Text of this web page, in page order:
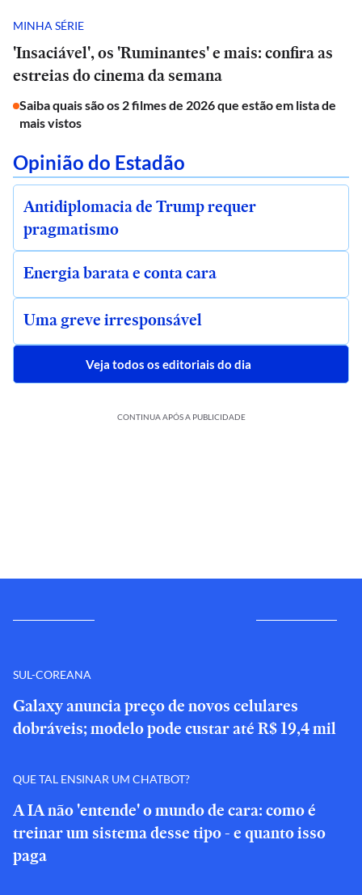
MINHA SÉRIE
'Insaciável', os 'Ruminantes' e mais: confira as
estreias do cinema da semana
Saiba quais são os 2 filmes de 2026 que estão em lista de
mais vistos
Opinião do Estadão
Antidiplomacia de Trump requer
pragmatismo
Energia barata e conta cara
Uma greve irresponsável
Veja todos os editoriais do dia
CONTINUA APÓS A PUBLICIDADE
SUL-COREANA
Galaxy anuncia preço de novos celulares
dobráveis; modelo pode custar até R$ 19,4 mil
QUE TAL ENSINAR UM CHATBOT?
A IA não 'entende' o mundo de cara: como é
treinar um sistema desse tipo - e quanto isso
paga